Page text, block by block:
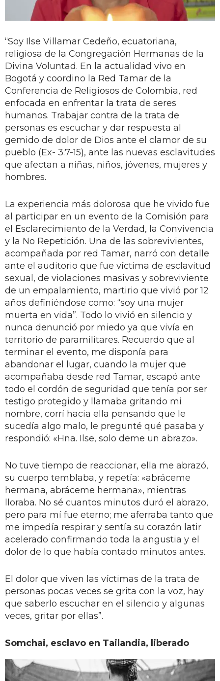
“Soy Ilse Villamar Cedeño, ecuatoriana,
religiosa de la Congregación Hermanas de la
Divina Voluntad. En la actualidad vivo en
Bogotá y coordino la Red Tamar de la
Conferencia de Religiosos de Colombia, red
enfocada en enfrentar la trata de seres
humanos. Trabajar contra de la trata de
personas es escuchar y dar respuesta al
gemido de dolor de Dios ante el clamor de su
pueblo (Ex- 3:7-15), ante las nuevas esclavitudes
que afectan a niñas, niños, jóvenes, mujeres y
hombres.
La experiencia más dolorosa que he vivido fue
al participar en un evento de la Comisión para
el Esclarecimiento de la Verdad, la Convivencia
y la No Repetición. Una de las sobrevivientes,
acompañada por red Tamar, narró con detalle
ante el auditorio que fue víctima de esclavitud
sexual, de violaciones masivas y sobreviviente
de un empalamiento, martirio que vivió por 12
años definiéndose como: “soy una mujer
muerta en vida”. Todo lo vivió en silencio y
nunca denunció por miedo ya que vivía en
territorio de paramilitares. Recuerdo que al
terminar el evento, me disponía para
abandonar el lugar, cuando la mujer que
acompañaba desde red Tamar, escapó ante
todo el cordón de seguridad que tenía por ser
testigo protegido y llamaba gritando mi
nombre, corrí hacia ella pensando que le
sucedía algo malo, le pregunté qué pasaba y
respondió: «Hna. Ilse, solo deme un abrazo».
No tuve tiempo de reaccionar, ella me abrazó,
su cuerpo temblaba, y repetía: «abráceme
hermana, abráceme hermana», mientras
lloraba. No sé cuantos minutos duró el abrazo,
pero para mí fue eterno; me aferraba tanto que
me impedía respirar y sentía su corazón latir
acelerado confirmando toda la angustia y el
dolor de lo que había contado minutos antes.
El dolor que viven las víctimas de la trata de
personas pocas veces se grita con la voz, hay
que saberlo escuchar en el silencio y algunas
veces, gritar por ellas”.
Somchai, esclavo en Tailandia, liberado